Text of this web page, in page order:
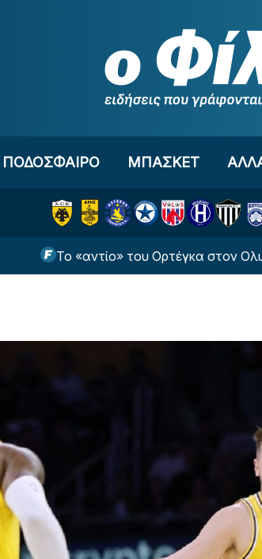
ΠΟΔΟΣΦΑΙΡΟ ΜΠΑΣΚΕΤ
Το «αντίο» του Ορτέγκα στον Ολυμπιακό